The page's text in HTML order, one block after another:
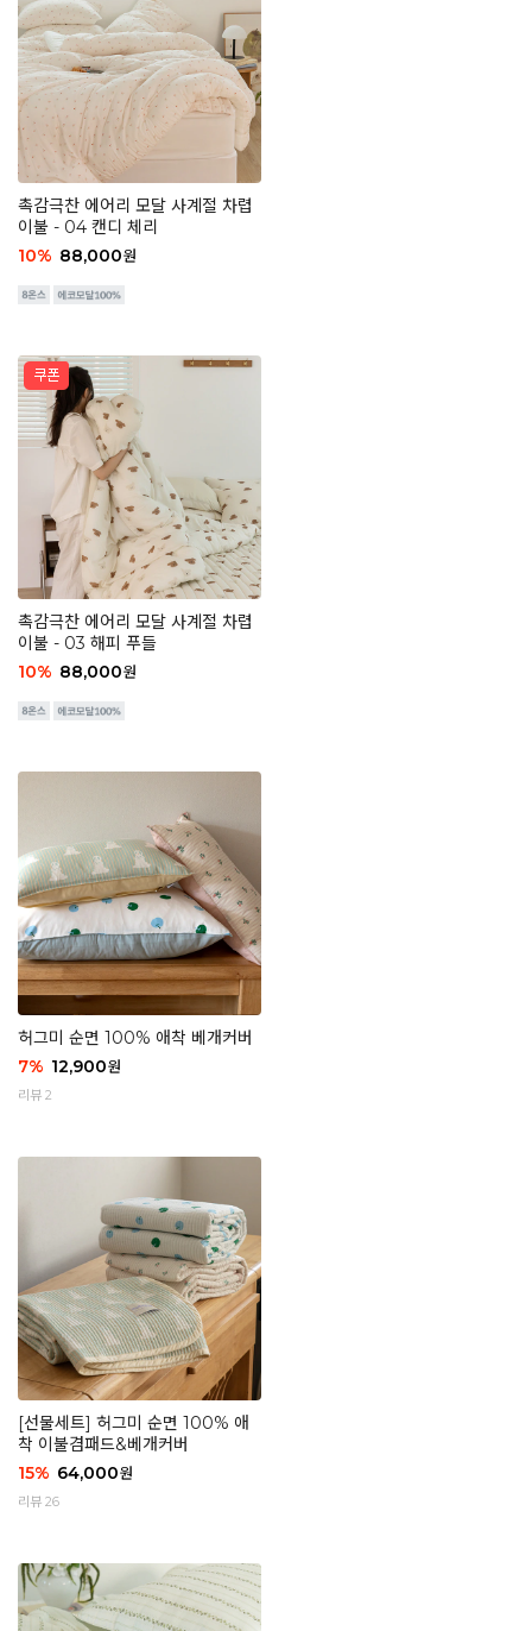
촉감극찬 에어리 모달 사계절 차렵
이불 - 04 캔디 체리
10% 88,000원
촉감극찬 에어리 모달 사계절 차렵
이불 - 03 해피 푸들
10% 88,000원
허그미 순면 100% 애착 베개커버
7% 12,900원
리뷰 2
[선물세트] 허그미 순면 100% 애
착 이불겸패드&베개커버
15% 64,000원
리뷰 26